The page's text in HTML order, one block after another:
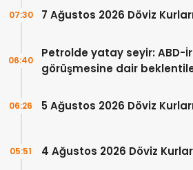
7 Ağustos 2026 Döviz
07:30
Petrolde yatay seyir: ABD-
görüşmesine dair
06:40
5 Ağustos 2026 Döviz
06:26
4 Ağustos 2026 Döviz
05:51